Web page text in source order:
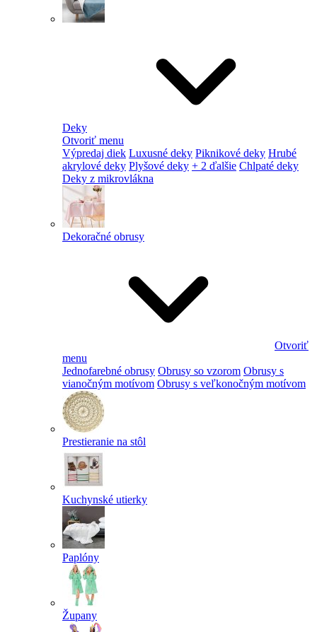
Deky
Otvoriť menu
Výpredaj diek Luxusné deky Piknikové deky Hrubé
akrylové deky Plyšové deky + 2 ďalšie Chlpaté deky
Deky z mikrovlákna
Dekoračné obrusy
Otvoriť
menu
Jednofarebné obrusy Obrusy so vzorom Obrusy s
vianočným motívom Obrusy s veľkonočným motívom
Prestieranie na stôl
Kuchynské utierky
Paplóny
Župany